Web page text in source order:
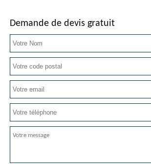
Demande de devis gratuit